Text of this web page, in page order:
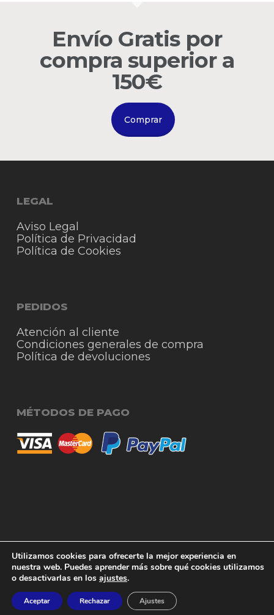
carrito.
Go to shop
Subtotal: 0,00
Ver carrito
Envío Gratis por
compra superior a
150€
Comprar
LEGAL
Aviso Legal
Política de Privacidad
Política de Cookies
PEDIDOS
Atención al cliente
Condiciones generales de compra
Política de devoluciones
MÉTODOS DE PAGO
© 2026 RigmoSur. Proyecto realizado por Grado
Creativo Agencia de Publicidad
facebookinstagramwhatsappphone
Utilizamos cookies para ofrecerte la mejor experiencia en
nuestra web. Puedes aprender más sobre qué cookies utilizamos
o desactivarlas en los ajustes.
Aceptar Rechazar Ajustes